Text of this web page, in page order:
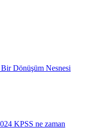
Dönüşüm Nesnesi
KPSS ne zaman